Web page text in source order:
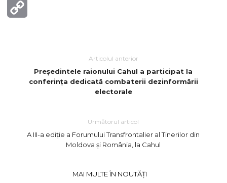
Articolul anterior
Președintele raionului Cahul a participat la
conferința dedicată combaterii dezinformării
electorale
Următorul articol
A III-a ediție a Forumului Transfrontalier al Tinerilor din
Moldova și România, la Cahul
MAI MULTE ÎN NOUTĂȚI